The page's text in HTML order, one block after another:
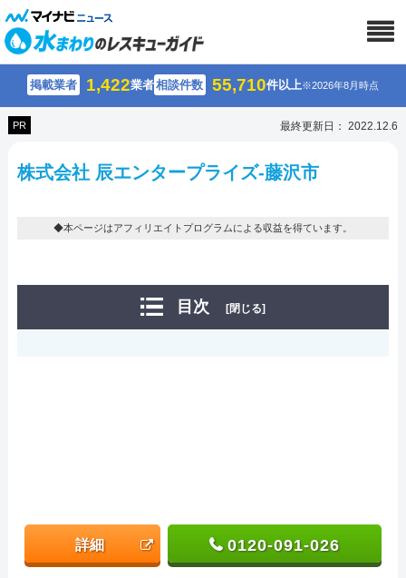
掲載業者 1,422業者相談件数 55,710件以上※2026年8月時点
PR 最終更新日： 2022.12.6
株式会社 辰エンタープライズ-藤沢市
◆本ページはアフィリエイトプログラムによる収益を得ています。
目次 [閉じる]
詳細 0120-091-026